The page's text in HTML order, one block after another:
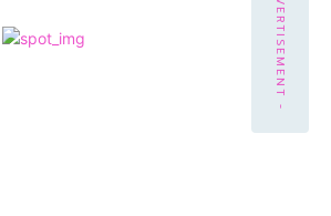
- ADVERTISEMENT -